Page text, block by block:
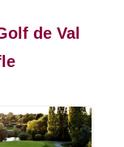
de Val